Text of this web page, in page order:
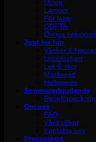
Utsug
Lampor
För laser
DOFTA
Övriga
Just for fun
Väskor &
Uppblåsbart
Lek & skoj
Maskerad
Halloween
Sommarerbjudande
Om oss
FAQ
Våra villkor
Kontakta oss
Presentkort